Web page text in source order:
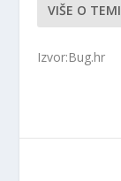
VIŠE O TEMI
Izvor:Bug.hr